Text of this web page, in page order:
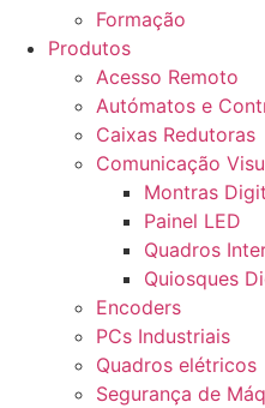
Formação
Produtos
Acesso Remoto
Autómatos e
Caixas Redutoras
Comunicação
Montras
Painel LED
Quadros
Quiosques
Encoders
PCs Industriais
Quadros elétricos
Segurança de